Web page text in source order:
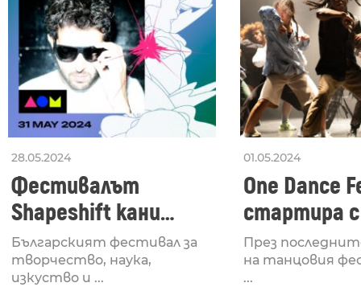
28.05.2024
Фестивалът
Shapeshift кани
Fabrizio Mammarella
за откриването си
Българският фестивал за
творчество, наука,
изкуство и ...
01.05.2024
One Dance
стартира
Lucid,
рейв
През
на танцовия
...